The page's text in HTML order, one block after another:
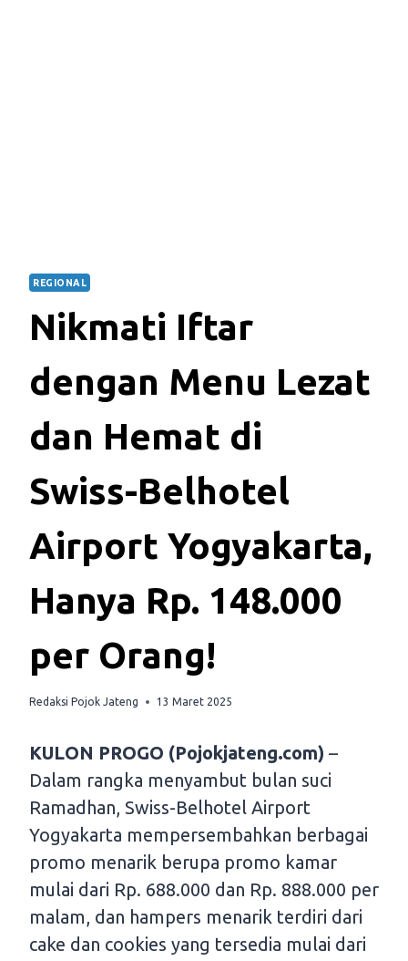
REGIONAL
Nikmati Iftar
dengan Menu Lezat
dan Hemat di
Swiss-Belhotel
Airport Yogyakarta,
Hanya Rp. 148.000
per Orang!
Redaksi Pojok Jateng 13 Maret 2025
KULON PROGO (Pojokjateng.com) –
Dalam rangka menyambut bulan suci
Ramadhan, Swiss-Belhotel Airport
Yogyakarta mempersembahkan berbagai
promo menarik berupa promo kamar
mulai dari Rp. 688.000 dan Rp. 888.000 per
malam, dan hampers menarik terdiri dari
cake dan cookies yang tersedia mulai dari